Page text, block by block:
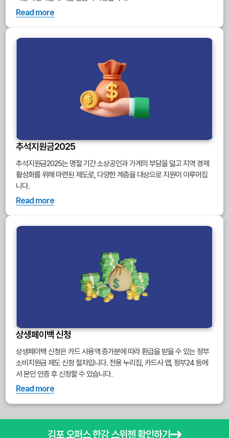
Read more
추석지원금2025
추석지원금2025는 명절 기간 소상공인과 가계의 부담을 덜고 지역 경제
활성화를 위해 마련된 제도로, 다양한 계층을 대상으로 지원이 이루어집
니다.
Read more
상생페이백 신청
상생페이백 신청은 카드 사용액 증가분에 따라 환급을 받을 수 있는 정부
소비지원금 제도 신청 절차입니다. 전용 누리집, 카드사 앱, 정부24 등에
서 본인 인증 후 신청할 수 있습니다.
Read more
김포 오퍼스 한강 스위첸 확인하기